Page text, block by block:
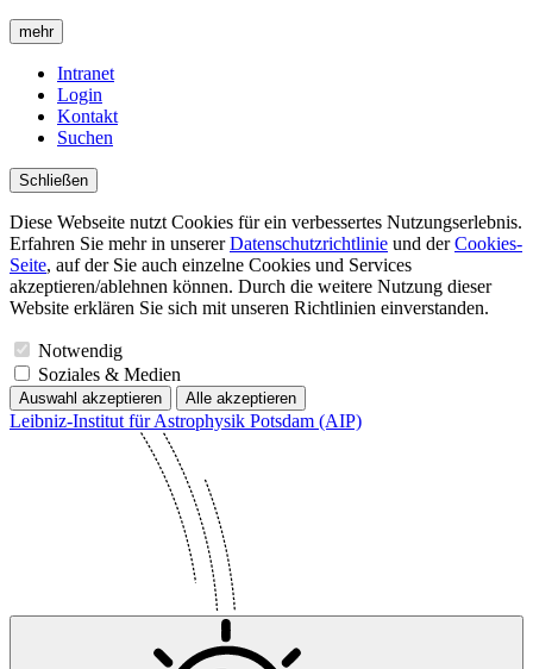
mehr
Intranet
Login
Kontakt
Suchen
Schließen
Diese Webseite nutzt Cookies für ein verbessertes Nutzungserlebnis.
Erfahren Sie mehr in unsererDatenschutzrichtlinie und derCookies-
Seite, auf der Sie auch einzelne Cookies und Services
akzeptieren/ablehnen können. Durch die weitere Nutzung dieser
Website erklären Sie sich mit unseren Richtlinien einverstanden.
Notwendig
Soziales & Medien
Auswahl akzeptieren Alle akzeptieren
Leibniz-Institut für Astrophysik Potsdam (AIP)